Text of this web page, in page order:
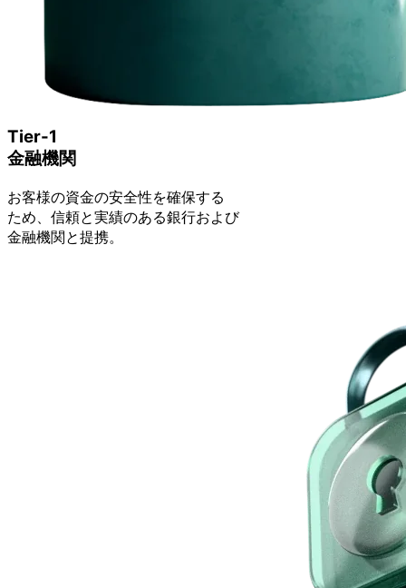
Tier-1
金融機関
お客様の資金の安全性を確保する
ため、 信頼と実績のある銀行および
金融機関と提携。